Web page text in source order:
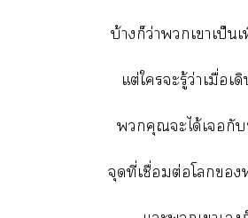
บ้างก็ว่าเาเป็น
แต่ใะรู้ว่าเมื่อเ
คุณะได้เกับ
จุดที่เชื่อมต่อโ